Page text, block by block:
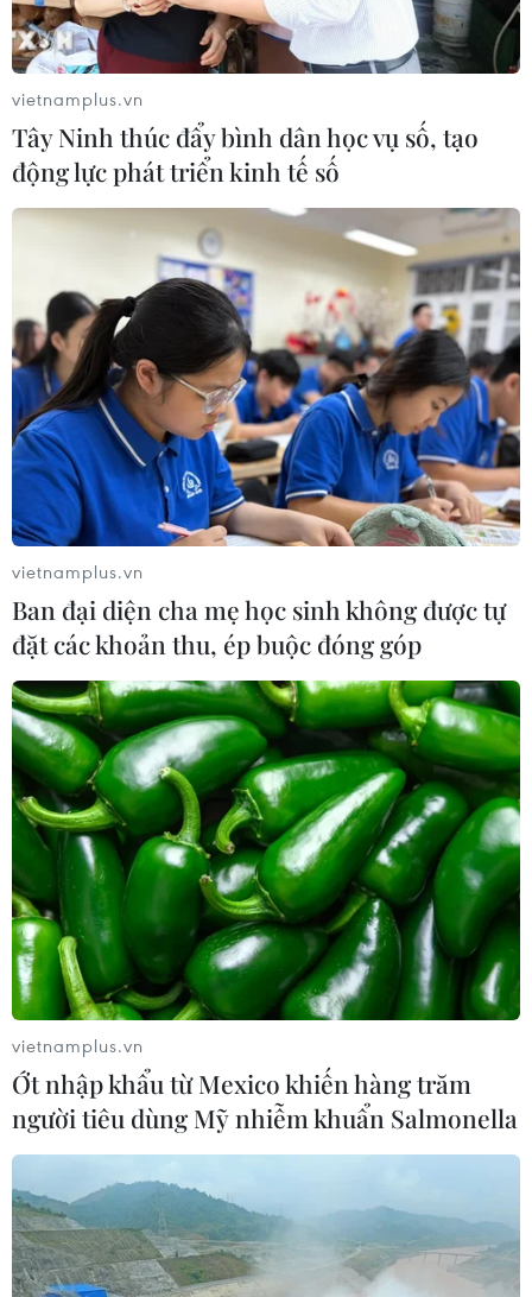
vietnamplus.vn
Tây Ninh thúc đẩy bình dân học vụ số, tạo
động lực phát triển kinh tế số
vietnamplus.vn
Ban đại diện cha mẹ học sinh không được tự
đặt các khoản thu, ép buộc đóng góp
vietnamplus.vn
Ớt nhập khẩu từ Mexico khiến hàng trăm
người tiêu dùng Mỹ nhiễm khuẩn Salmonella